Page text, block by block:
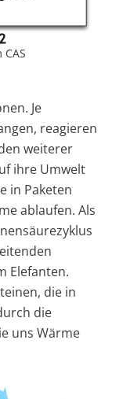
Je
reagieren
weiterer
ihre Umwelt
in Paketen
ablaufen. Als
Elefanten.
die in
die
uns Wärme